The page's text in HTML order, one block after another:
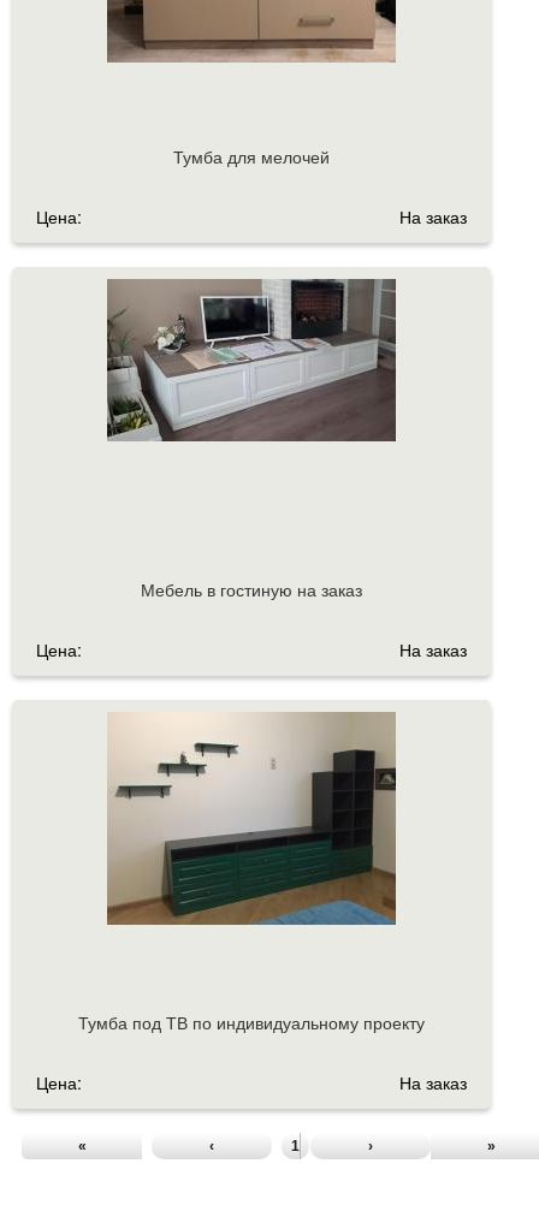
Тумба для мелочей
Цена: На заказ
Мебель в гостиную на заказ
Цена: На заказ
Тумба под ТВ по индивидуальному проекту
Цена: На заказ
« ‹ 1 3› »